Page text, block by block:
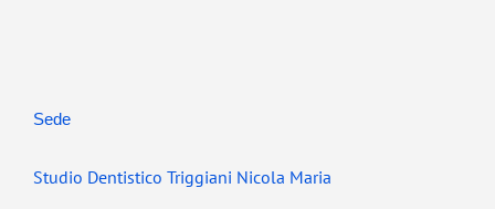
Sede
Studio Dentistico Triggiani Nicola Maria